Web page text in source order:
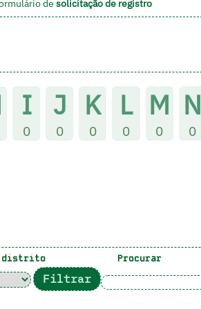
desolicitação de registro
I
0
J
0
K
0
L
0
M
0
N
0
Procurar